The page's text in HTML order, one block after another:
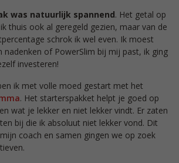
was natuurlijk spannend. Het getal op
thuis ook al geregeld gezien, maar van de
schrok ik wel even. Ik moest
nadenken of PowerSlim bij mij past, ik ging
investeren!
ik met volle moed gestart met het
. Het starterspakket helpt je goed op
wat je lekker en niet lekker vindt. Er zaten
bij die ik absoluut niet lekker vond. Dit
coach en samen gingen we op zoek